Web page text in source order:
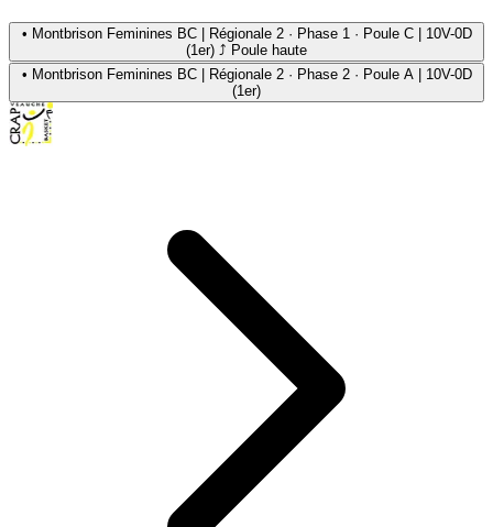
• Montbrison Feminines BC | Régionale 2 · Phase 1 · Poule C | 10V-0D
(1er) ⤴ Poule haute
• Montbrison Feminines BC | Régionale 2 · Phase 2 · Poule A | 10V-0D
(1er)